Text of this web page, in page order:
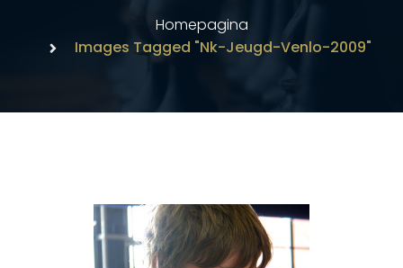
Homepagina
Images Tagged "nk-Jeugd-Venlo-2009"